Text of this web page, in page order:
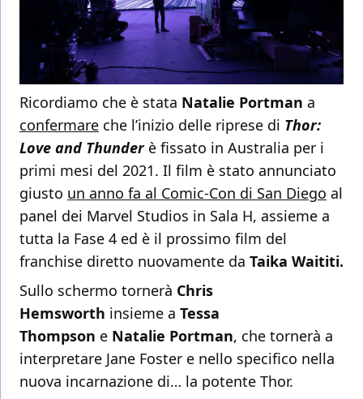
Ricordiamo che è stata Natalie Portman a
confermare che l’inizio delle riprese di Thor:
Love and Thunderè fissato in Australia per i
primi mesi del 2021. Il film è stato annunciato
giusto un anno fa al Comic-Con di San Diego al
panel dei Marvel Studios in Sala H, assieme a
tutta la Fase 4 ed è il prossimo film del
franchise diretto nuovamente da Taika Waititi.
Sullo schermo tornerà Chris
Hemsworth insieme a Tessa
Thompson e Natalie Portman, che tornerà a
interpretare Jane Foster e nello specifico nella
nuova incarnazione di… la potente Thor.